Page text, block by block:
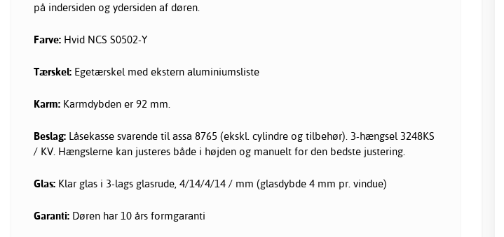
på indersiden og ydersiden af døren.
Farve: Hvid NCS S0502-Y
Tærskel: Egetærskel med ekstern aluminiumsliste
Karm: Karmdybden er 92 mm.
Beslag: Låsekasse svarende til assa 8765 (ekskl. cylindre og tilbehør). 3-hængsel 3248KS
/ KV. Hængslerne kan justeres både i højden og manuelt for den bedste justering.
Glas: Klar glas i 3-lags glasrude, 4/14/4/14 / mm (glasdybde 4 mm pr. vindue)
Garanti: Døren har 10 års formgaranti